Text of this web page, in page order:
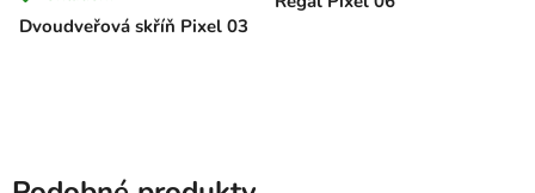
Dvoudveřová skříň Pixel 03